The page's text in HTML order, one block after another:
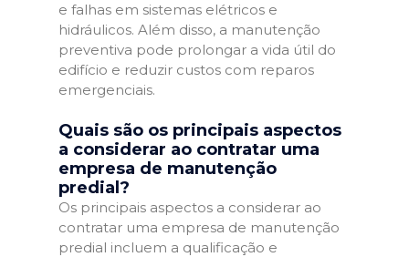
e falhas em sistemas elétricos e
hidráulicos. Além disso, a manutenção
preventiva pode prolongar a vida útil do
edifício e reduzir custos com reparos
emergenciais.
Quais são os principais aspectos
a considerar ao contratar uma
empresa de manutenção
predial?
Os principais aspectos a considerar ao
contratar uma empresa de manutenção
predial incluem a qualificação e